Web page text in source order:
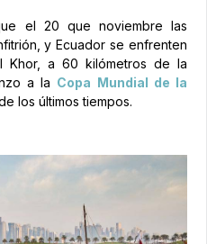
el 20 que noviembre las
y Ecuador se enfrenten
Khor, a 60 kilómetros de la
a la Copa Mundial de la
los últimos tiempos.